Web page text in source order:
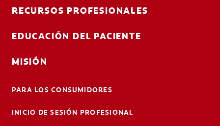
RECURSOS PROFESIONALES
EDUCACIÓN DEL PACIENTE
MISIÓN
PARA LOS CONSUMIDORES
INICIO DE SESIÓN PROFESIONAL